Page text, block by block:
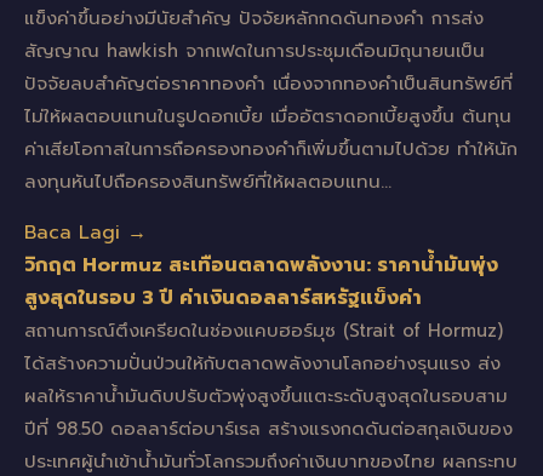
แข็งค่าขึ้นอย่างมีนัยสำคัญ ปัจจัยหลักกดดันทองคำ การส่ง
สัญญาณ hawkish จากเฟดในการประชุมเดือนมิถุนายนเป็น
ปัจจัยลบสำคัญต่อราคาทองคำ เนื่องจากทองคำเป็นสินทรัพย์ที่
ไม่ให้ผลตอบแทนในรูปดอกเบี้ย เมื่ออัตราดอกเบี้ยสูงขึ้น ต้นทุน
ค่าเสียโอกาสในการถือครองทองคำก็เพิ่มขึ้นตามไปด้วย ทำให้นัก
ลงทุนหันไปถือครองสินทรัพย์ที่ให้ผลตอบแทน…
Baca Lagi →
วิกฤต Hormuz สะเทือนตลาดพลังงาน: ราคาน้ำมันพุ่ง
สูงสุดในรอบ 3 ปี ค่าเงินดอลลาร์สหรัฐแข็งค่า
สถานการณ์ตึงเครียดในช่องแคบฮอร์มุซ (Strait of Hormuz)
ได้สร้างความปั่นป่วนให้กับตลาดพลังงานโลกอย่างรุนแรง ส่ง
ผลให้ราคาน้ำมันดิบปรับตัวพุ่งสูงขึ้นแตะระดับสูงสุดในรอบสาม
ปีที่ 98.50 ดอลลาร์ต่อบาร์เรล สร้างแรงกดดันต่อสกุลเงินของ
ประเทศผู้นำเข้าน้ำมันทั่วโลกรวมถึงค่าเงินบาทของไทย ผลกระทบ